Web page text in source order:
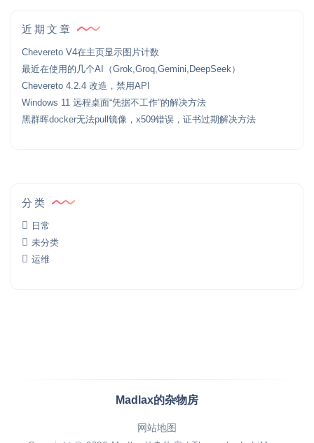
近期文章
Chevereto V4在主页显示图片计数
最近在使用的几个AI（Grok,Groq,Gemini,DeepSeek）
Chevereto 4.2.4 改造，禁用API
Windows 11 远程桌面“凭据不工作”的解决方法
黑群晖docker无法pull镜像，x509错误，证书过期解决方法
分类
日常
未分类
运维
Madlax的杂物房
网站地图